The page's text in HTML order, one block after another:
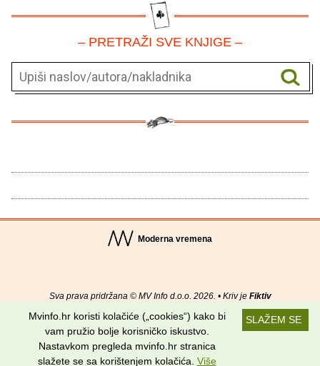
– PRETRAŽI SVE KNJIGE –
Moderna vremena
Sva prava pridržana © MV Info d.o.o. 2026. • Kriv je Fiktiv
Uvjeti korištenja RSS kanali
Potraži nas na:
SLAŽEM SE
Mvinfo.hr koristi kolačiće („cookies“) kako bi
vam pružio bolje korisničko iskustvo.
Nastavkom pregleda mvinfo.hr stranica
slažete se sa korištenjem kolačića. Više